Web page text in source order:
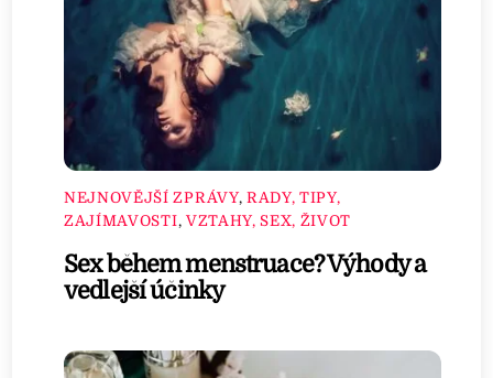
NEJNOVĚJŠÍ ZPRÁVY, RADY, TIPY,
ZAJÍMAVOSTI, VZTAHY, SEX, ŽIVOT
Sex během menstruace? Výhody a
vedlejší účinky